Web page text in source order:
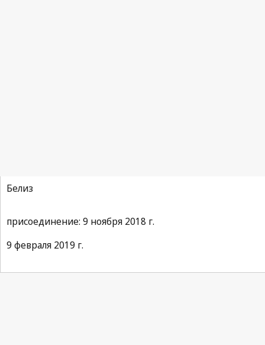
Белиз
присоединение: 9 ноября 2018 г.
9 февраля 2019 г.